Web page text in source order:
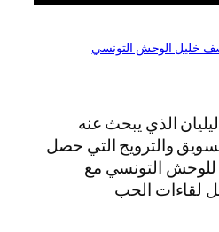
خليل الوحش التونسي
الذي يبحث عنه
والترويج التي حصل
للوحش التونسي مع
لقاءات الحب